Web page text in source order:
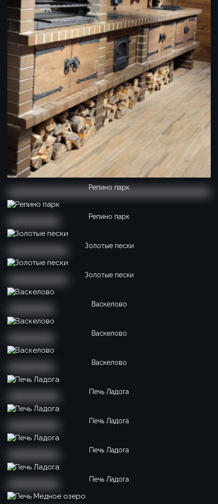
Репино парк
Репино парк
Золотые пески
Золотые пески
Васкелово
Васкелово
Васкелово
Печь Ладога
Печь Ладога
Печь Ладога
Печь Ладога